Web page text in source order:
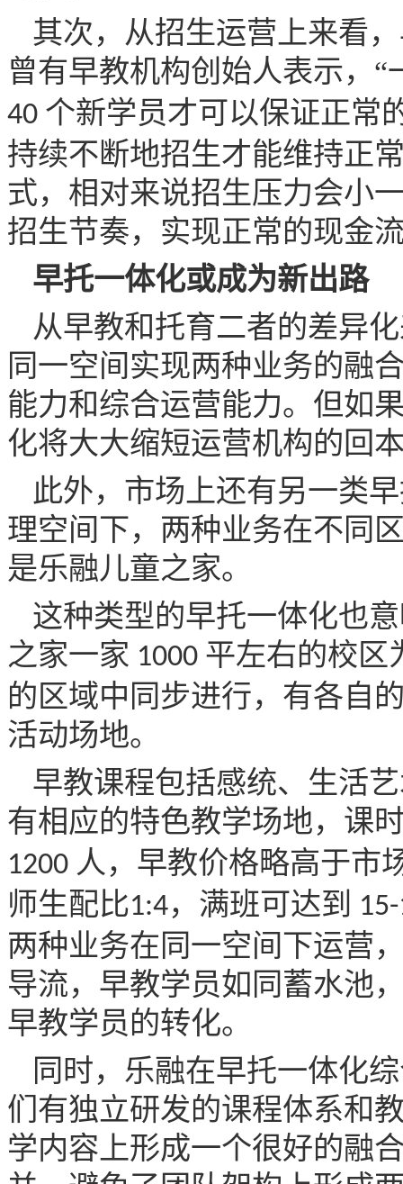
其次，从招生运营上来看
曾有早教机构创始人表示，
40 个新学员才可以保证正常
持续不断地招生才能维持正
式，相对来说招生压力会小
招生节奏，实现正常的现金
早托一体化或成为新出路
从早教和托育二者的差异
同一空间实现两种业务的融
能力和综合运营能力。但如
化将大大缩短运营机构的回
此外，市场上还有另一类
理空间下，两种业务在不同
是乐融儿童之家。
这种类型的早托一体化也
之家一家 1000 平左右的校区
的区域中同步进行，有各自
活动场地。
早教课程包括感统、生活
有相应的特色教学场地，课
1200 人，早教价格略高于市
师生配比1:4，满班可达到
两种业务在同一空间下运营
导流，早教学员如同蓄水池
早教学员的转化。
同时，乐融在早托一体化
们有独立研发的课程体系和
学内容上形成一个很好的融